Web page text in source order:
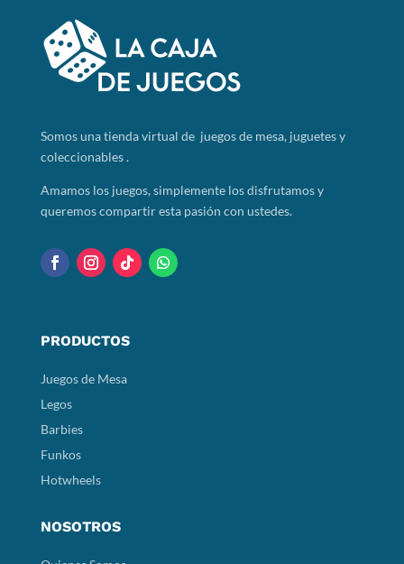
Somosuna tienda virtual de juegos de mesa, juguetes y
coleccionables .
Amamos los juegos, simplemente los disfrutamos y
queremos compartir esta pasión con ustedes.
PRODUCTOS
Juegos de Mesa
Legos
Barbies
Funkos
Hotwheels
NOSOTROS